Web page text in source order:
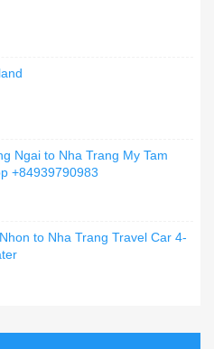
Ngai to Nha Trang My Tam
+84939790983
to Nha Trang Travel Car 4-